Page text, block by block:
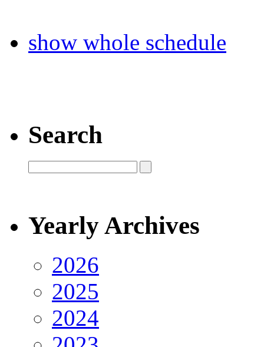
show whole schedule
Search
Yearly Archives
2026
2025
2024